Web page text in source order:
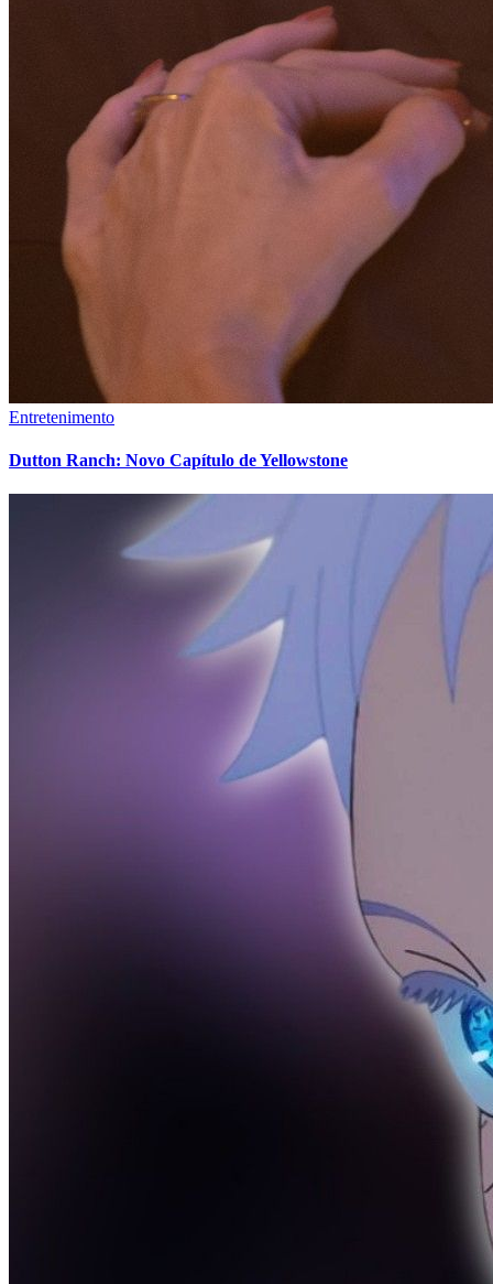
Entretenimento
Dutton Ranch: Novo Capítulo de Yellowstone